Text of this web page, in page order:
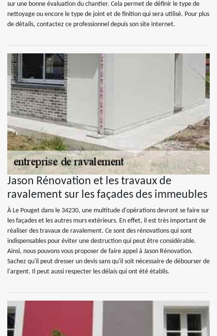
sur une bonne évaluation du chantier. Cela permet de définir le type de
nettoyage ou encore le type de joint et de finition qui sera utilisé. Pour plus
de détails, contactez ce professionnel depuis son site internet.
Jason Rénovation et les travaux de
ravalement sur les façades des immeubles
À Le Pouget dans le 34230, une multitude d'opérations devront se faire sur
les façades et les autres murs extérieurs. En effet, il est très important de
réaliser des travaux de ravalement. Ce sont des rénovations qui sont
indispensables pour éviter une destruction qui peut être considérable.
Ainsi, nous pouvons vous proposer de faire appel à Jason Rénovation.
Sachez qu'il peut dresser un devis sans qu'il soit nécessaire de débourser de
l'argent. Il peut aussi respecter les délais qui ont été établis.